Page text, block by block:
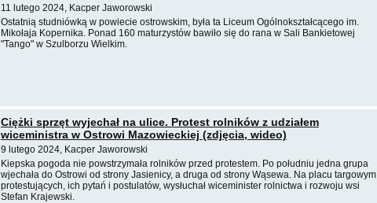
11 lutego 2024, Kacper Jaworowski
Ostatnią studniówką w powiecie ostrowskim, była ta Liceum Ogólnokształcącego im.
Mikołaja Kopernika. Ponad 160 maturzystów bawiło się do rana w Sali Bankietowej
"Tango" w Szulborzu Wielkim.
Ciężki sprzęt wyjechał na ulice. Protest rolników z udziałem
wiceministra w Ostrowi Mazowieckiej (zdjęcia, wideo)
9 lutego 2024, Kacper Jaworowski
Kiepska pogoda nie powstrzymała rolników przed protestem. Po południu jedna grupa
wjechała do Ostrowi od strony Jasienicy, a druga od strony Wąsewa. Na placu targowym
protestujących, ich pytań i postulatów, wysłuchał wiceminister rolnictwa i rozwoju wsi
Stefan Krajewski.